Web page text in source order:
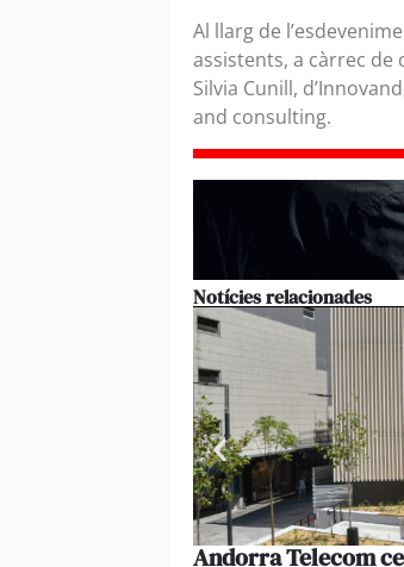
Al llarg de
assistents, a càrrec de
Silvia Cunill,
and consulting.
Notícies relacionades
Andorra Telecom